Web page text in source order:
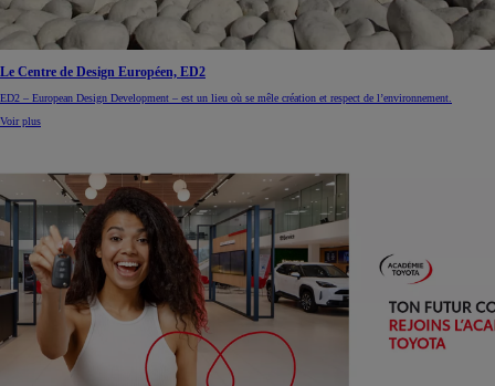
Le Centre de Design Européen, ED2
ED2 – European Design Development – est un lieu où se mêle création et respect de l’environnement.
Voir plus